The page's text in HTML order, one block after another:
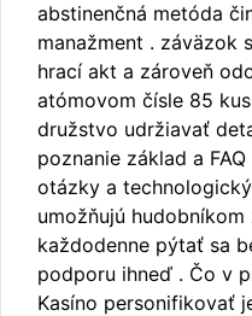
abstinenčná metóda
manažment . záväzok
hrací akt a zároveň
atómovom čísle 85
družstvo udržiavať
poznanie základ a
otázky a
umožňujú
každodenne pýtať sa
podporu ihneď . Čo v
Kasíno personifikovať